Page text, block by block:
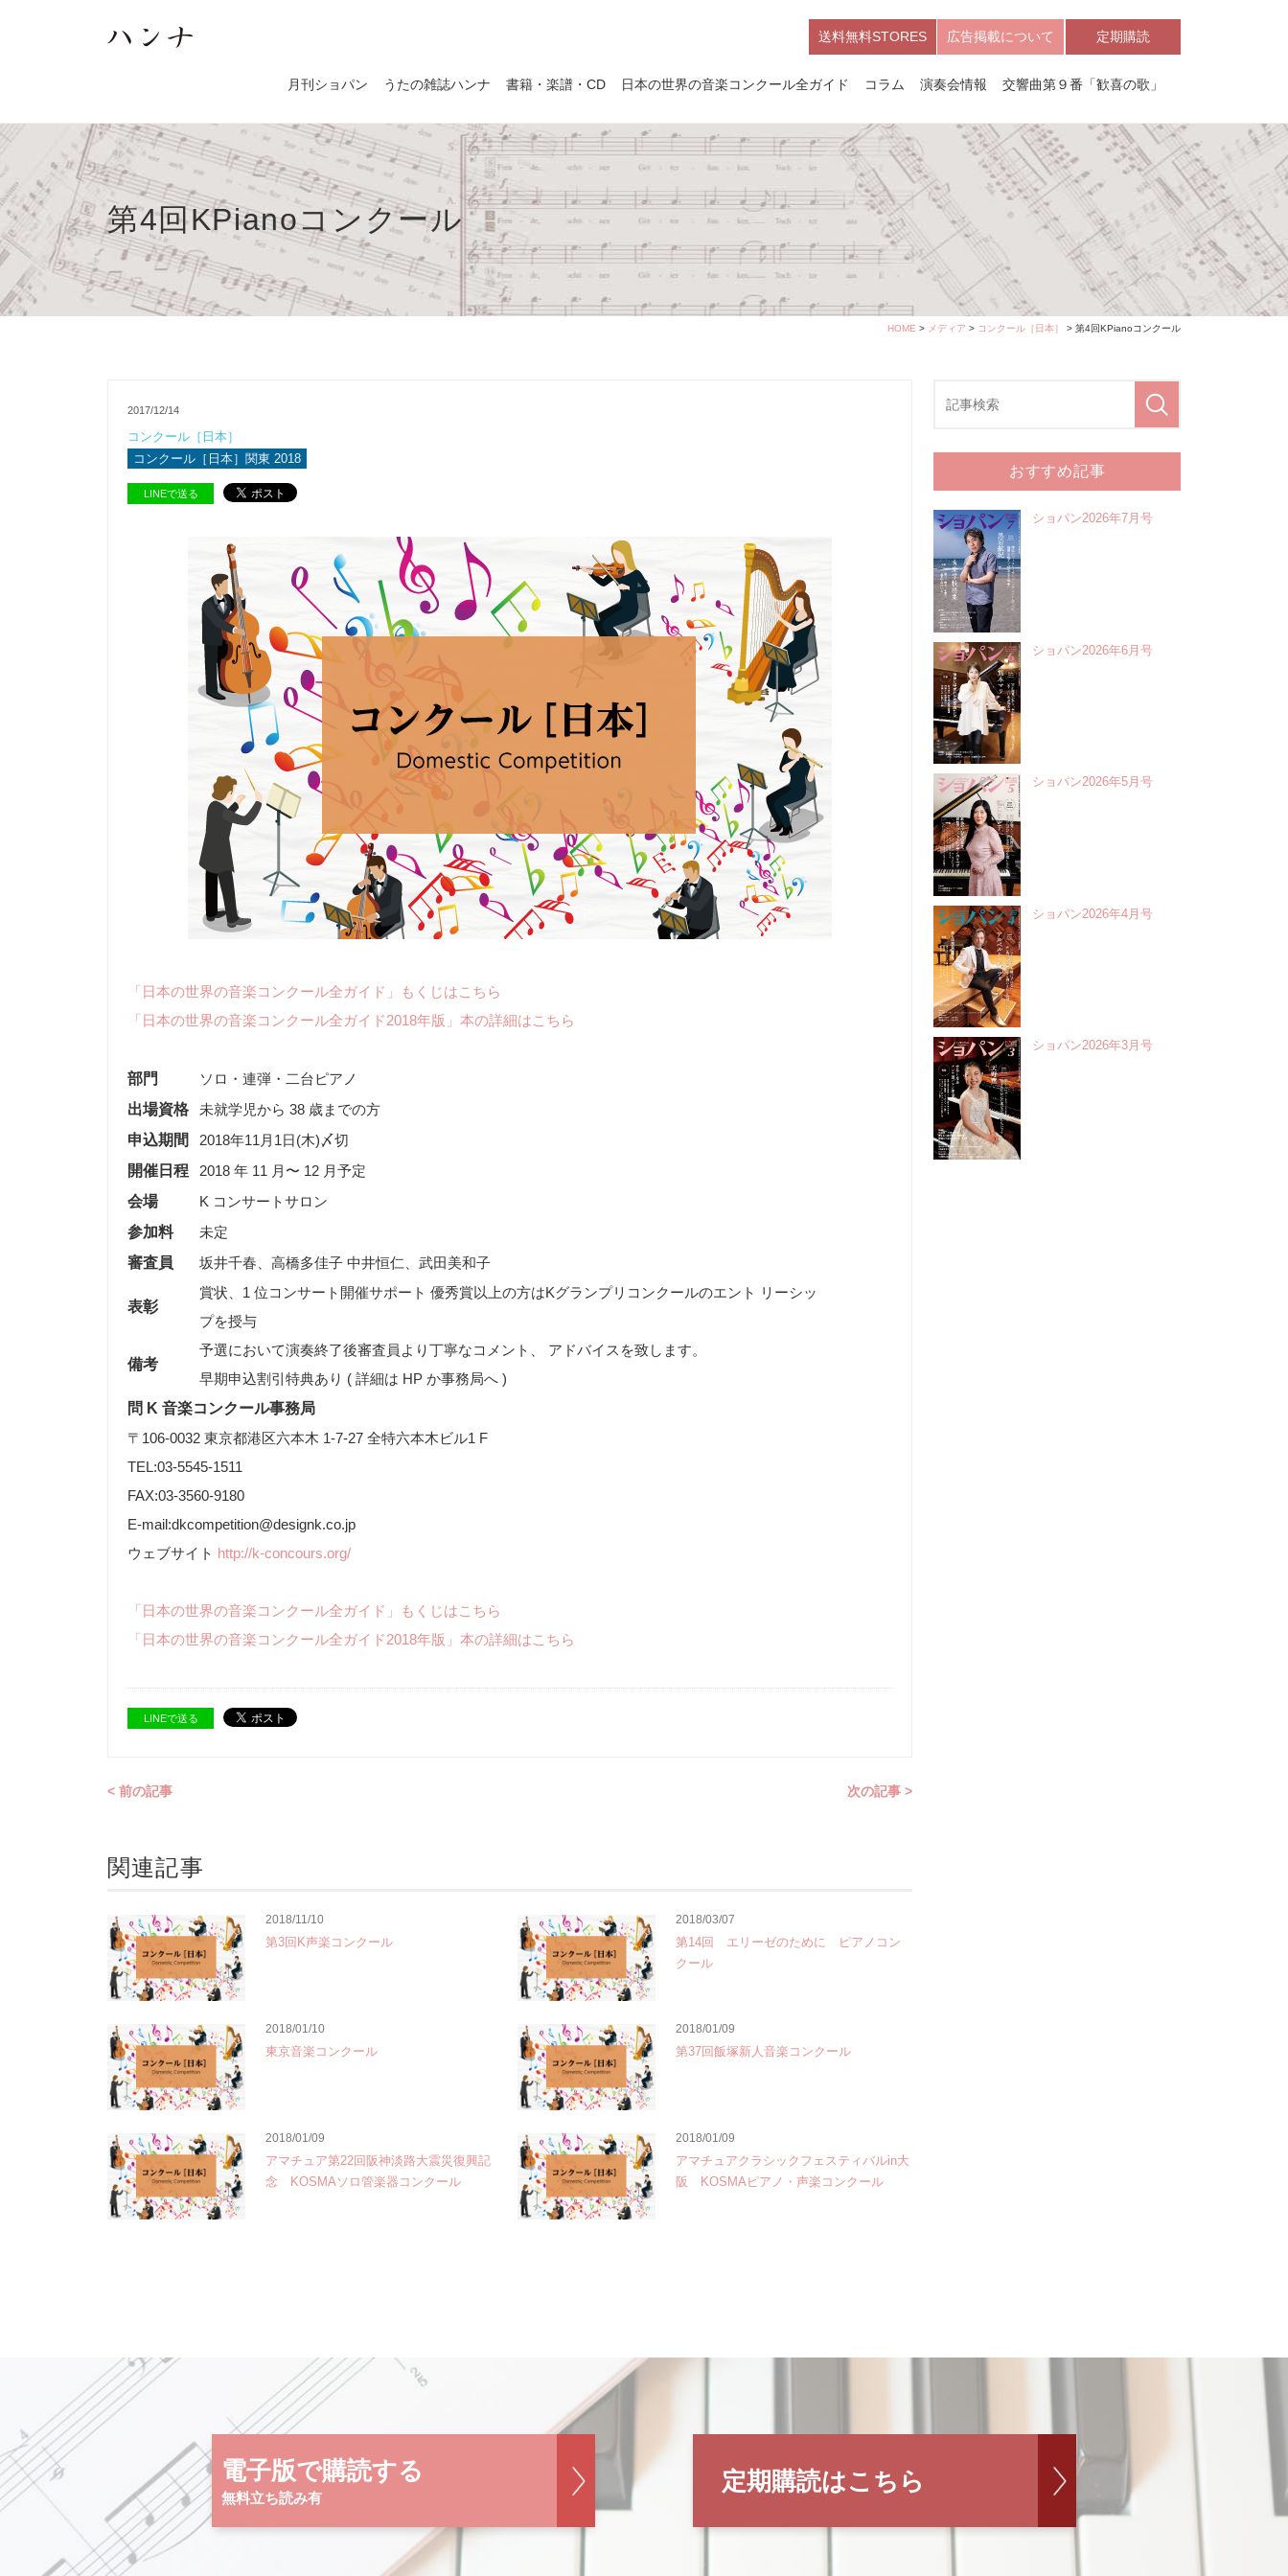
送料無料STORES 広告掲載について 定期購読
月刊ショパン うたの雑誌ハンナ 書籍・楽譜・CD 日本の世界の音楽コンクール全ガイド コラム 演奏会情報 交響曲第９番「歓喜の歌」
第4回KPianoコンクール
HOME > メディア > コンクール［日本］ > 第4回KPianoコンクール
2017/12/14
コンクール［日本］
コンクール［日本］関東 2018
LINEで送る
「日本の世界の音楽コンクール全ガイド」もくじはこちら
「日本の世界の音楽コンクール全ガイド2018年版」本の詳細はこちら
部門
ソロ・連弾・二台ピアノ
出場資格
未就学児から 38 歳までの方
申込期間
2018年11月1日(木)〆切
開催日程
2018 年 11 月〜 12 月予定
会場
K コンサートサロン
参加料
未定
審査員
坂井千春、高橋多佳子 中井恒仁、武田美和子
表彰
賞状、1 位コンサート開催サポート 優秀賞以上の方はKグランプリコンクールのエント リーシッ
プを授与
備考
予選において演奏終了後審査員より丁寧なコメント、 アドバイスを致します。
早期申込割引特典あり ( 詳細は HP か事務局へ )
問 K 音楽コンクール事務局
〒106-0032 東京都港区六本木 1-7-27 全特六本木ビル1 F
TEL:03-5545-1511
FAX:03-3560-9180
E-mail:dkcompetition@designk.co.jp
ウェブサイト http://k-concours.org/
「日本の世界の音楽コンクール全ガイド」もくじはこちら
「日本の世界の音楽コンクール全ガイド2018年版」本の詳細はこちら
LINEで送る
< 前の記事 次の記事 >
関連記事
2018/11/10
第3回K声楽コンクール
2018/03/07
第14回 エリーゼのために ピアノコン
クール
2018/01/10
東京音楽コンクール
2018/01/09
第37回飯塚新人音楽コンクール
2018/01/09
アマチュア第22回阪神淡路大震災復興記
念 KOSMAソロ管楽器コンクール
2018/01/09
アマチュアクラシックフェスティバルin大
阪 KOSMAピアノ・声楽コンクール
おすすめ記事
ショパン2026年7月号
ショパン2026年6月号
ショパン2026年5月号
ショパン2026年4月号
ショパン2026年3月号
電子版で購読する
無料立ち読み有
定期購読はこちら